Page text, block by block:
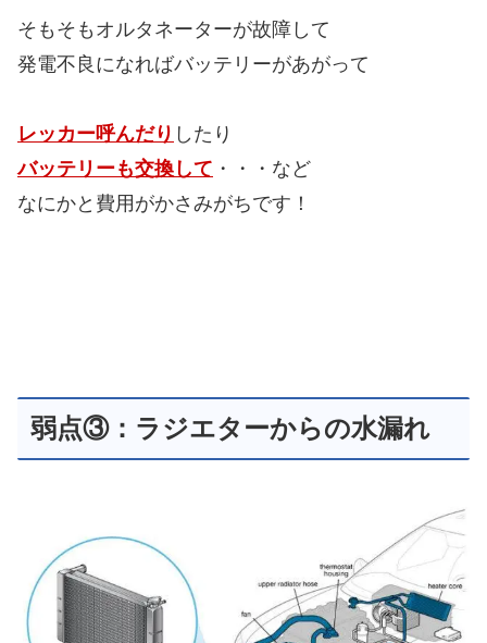
そもそもオルタネーターが故障して
発電不良になればバッテリーがあがって
レッカー呼んだり したり
バッテリーも交換して ・・・など
なにかと費用がかさみがちです！
弱点③：ラジエターからの水漏れ